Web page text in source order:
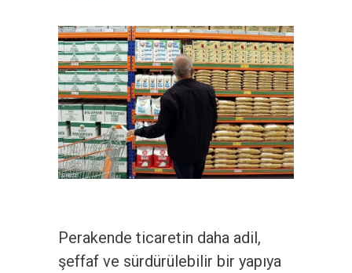
Perakende ticaretin daha adil,
şeffaf ve sürdürülebilir bir yapıya